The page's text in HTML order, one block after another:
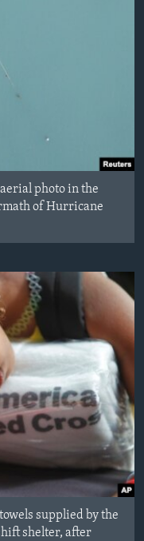
photo in the
of Hurricane
supplied by the
shelter, after